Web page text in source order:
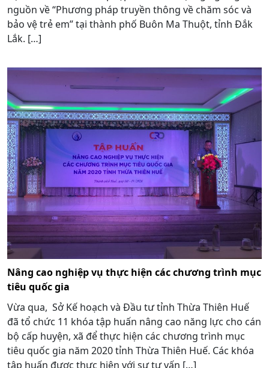
nguồn về “Phương pháp truyền thông về chăm sóc và
bảo vệ trẻ em” tại thành phố Buôn Ma Thuột, tỉnh Đắk
Lắk. […]
Nâng cao nghiệp vụ thực hiện các chương trình mục
tiêu quốc gia
Vừa qua, Sở Kế hoạch và Đầu tư tỉnh Thừa Thiên Huế
đã tổ chức 11 khóa tập huấn nâng cao năng lực cho cán
bộ cấp huyện, xã để thực hiện các chương trình mục
tiêu quốc gia năm 2020 tỉnh Thừa Thiên Huế. Các khóa
tập huấn được thực hiện với sự tư vấn […]